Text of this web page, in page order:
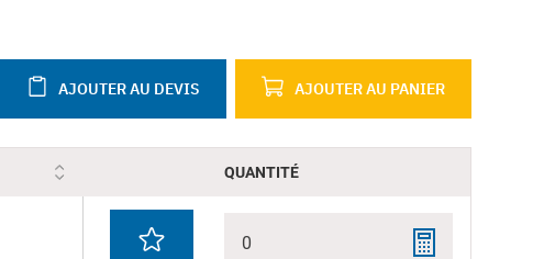
AJOUTER AU DEVIS AJOUTER AU PANIER
QUANTITÉ
0